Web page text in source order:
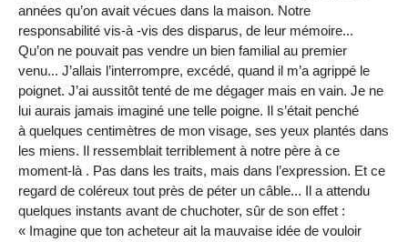
années qu’on avait vécues dans la maison. Notre
responsabilité vis-à -vis des disparus, de leur mémoire...
Qu’on ne pouvait pas vendre un bien familial au premier
venu... J’allais l’interrompre, excédé, quand il m’a agrippé le
poignet. J’ai aussitôt tenté de me dégager mais en vain. Je ne
lui aurais jamais imaginé une telle poigne. Il s’était penché
à quelques centimètres de mon visage, ses yeux plantés dans
les miens. Il ressemblait terriblement à notre père à ce
moment-là . Pas dans les traits, mais dans l’expression. Et ce
regard de coléreux tout près de péter un câble... Il a attendu
quelques instants avant de chuchoter, sûr de son effet :
« Imagine que ton acheteur ait la mauvaise idée de vouloir